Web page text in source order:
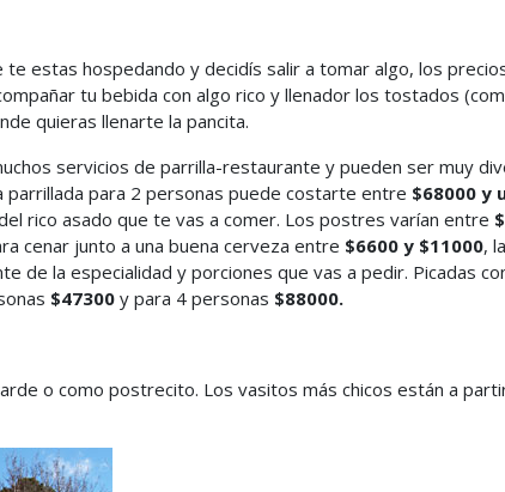
estas hospedando y decidís salir a tomar algo, los
tu bebida con algo rico y llenador los tostados
quieras llenarte la pancita.
servicios de parrilla-restaurante y pueden ser muy
para 2 personas puede costarte entre $68000 y
rico asado que te vas a comer. Los postres varían entre
cenar junto a una buena cerveza entre $6600 y $11000,
de la especialidad y porciones que vas a pedir. Picadas
$47300 y para 4 personas $88000.
o como postrecito. Los vasitos más chicos están a